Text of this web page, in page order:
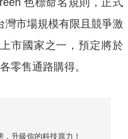
色標命名規則，正式
灣市場規模有限且競爭激
市國家之一，預定將於
零售通路購得。
升級你的科技原力！